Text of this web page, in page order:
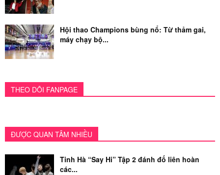
Hội thao Champions bùng nổ: Từ thảm gai,
máy chạy bộ...
THEO DÕI FANPAGE
ĐƯỢC QUAN TÂM NHIỀU
Tinh Hà “Say Hi” Tập 2 đánh đố liên hoàn
các...